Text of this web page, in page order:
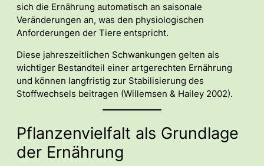
sich die Ernährung automatisch an saisonale
Veränderungen an, was den physiologischen
Anforderungen der Tiere entspricht.
Diese jahreszeitlichen Schwankungen gelten als
wichtiger Bestandteil einer artgerechten Ernährung
und können langfristig zur Stabilisierung des
Stoffwechsels beitragen (Willemsen & Hailey 2002).
Pflanzenvielfalt als Grundlage
der Ernährung